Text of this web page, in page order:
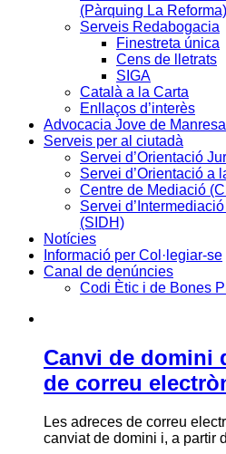
(Pàrquing La Reforma)
Serveis Redabogacia
Finestreta única
Cens de lletrats
SIGA
Català a la Carta
Enllaços d’interès
Advocacia Jove de Manresa
Serveis per al ciutadà
Servei d’Orientació
Servei d’Orientació a
Centre de Mediació
Servei
(SIDH)
Notícies
Informació per Col·legiar-se
Canal de denúncies
Codi Ètic i de Bones
Canvi de domini
de correu
Les adreces de correu
canviat de domini i, a partir